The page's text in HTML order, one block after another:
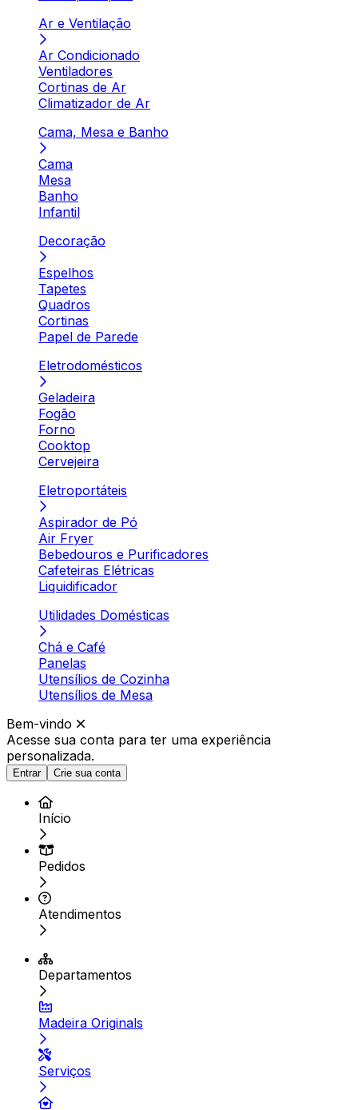
Ar e Ventilação
Ar Condicionado
Ventiladores
Cortinas de Ar
Climatizador de Ar
Cama, Mesa e Banho
Cama
Mesa
Banho
Infantil
Decoração
Espelhos
Tapetes
Quadros
Cortinas
Papel de Parede
Eletrodomésticos
Geladeira
Fogão
Forno
Cooktop
Cervejeira
Eletroportáteis
Aspirador de Pó
Air Fryer
Bebedouros e Purificadores
Cafeteiras Elétricas
Liquidificador
Utilidades Domésticas
Chá e Café
Panelas
Utensílios de Cozinha
Utensílios de Mesa
Bem-vindo
Acesse sua conta para ter uma experiência
personalizada.
Entrar Crie sua conta
Início
Pedidos
Atendimentos
Departamentos
Madeira Originals
Serviços